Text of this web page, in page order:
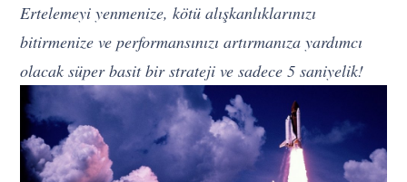
Ertelemeyi yenmenize, kötü alışkanlıklarınızı
bitirmenize ve performansınızı artırmanıza yardımcı
olacak süper basit bir strateji ve sadece 5 saniyelik!